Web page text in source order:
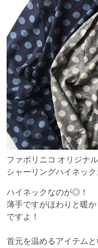
ファボリニコ オリジナル
シャーリングハイネッ
ハイネックなのが◎！
薄手ですがほわりと暖
ですよ！
首元を温めるアイテムと